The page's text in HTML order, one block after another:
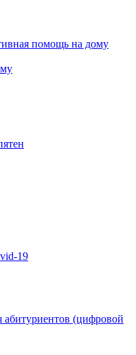
помощь на дому
19
(цифровой